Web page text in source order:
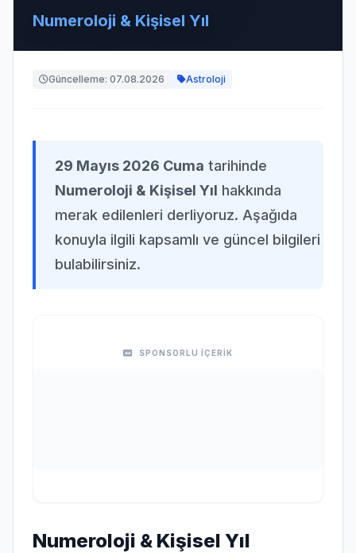
Numeroloji & Kişisel Yıl
Güncelleme: 07.08.2026 Astroloji
29 Mayıs 2026 Cuma tarihinde
Numeroloji & Kişisel Yıl hakkında
merak edilenleri derliyoruz. Aşağıda
konuyla ilgili kapsamlı ve güncel bilgileri
bulabilirsiniz.
SPONSORLU İÇERİK
Numeroloji & Kişisel Yıl